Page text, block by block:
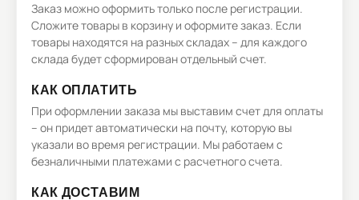
Заказ можно оформить только после регистрации.
Сложите товары в корзину и оформите заказ. Если
товары находятся на разных складах – для каждого
склада будет сформирован отдельный счет.
КАК ОПЛАТИТЬ
При оформлении заказа мы выставим счет для оплаты
– он придет автоматически на почту, которую вы
указали во время регистрации. Мы работаем с
безналичными платежами с расчетного счета.
КАК ДОСТАВИМ